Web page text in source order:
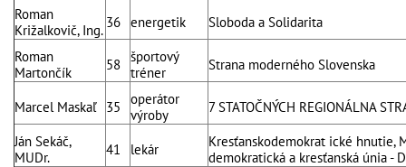
Roman
Križalkovič, Ing. 36 energetik
Sloboda a Solidarita
Roman
Martončík
58
športový
tréner
Strana moderného Slovenska
Marcel Maskaľ 35
operátor
výroby
7 STATOČNÝCH REGIONÁLNA
Ján Sekáč,
MUDr.
41 lekár
Kresťanskodemokrat ické hnutie,
demokratická a kresťanská únia -